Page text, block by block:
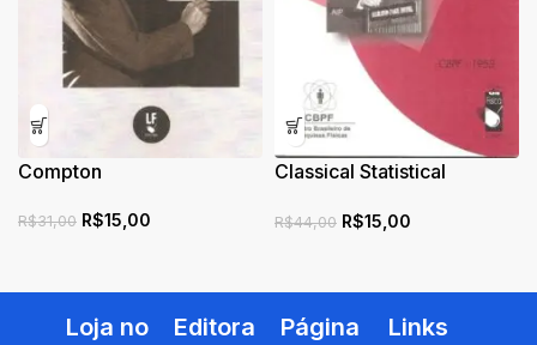
Compton
R$31,00 R$15,00
Classical Statistical
R$44,00 R$15,00
Loja no
Editora Página Links